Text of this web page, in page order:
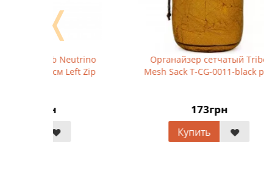
Органайзер сетчатый Tribe
Mesh Sack T-CG-0011-black p.M
❬